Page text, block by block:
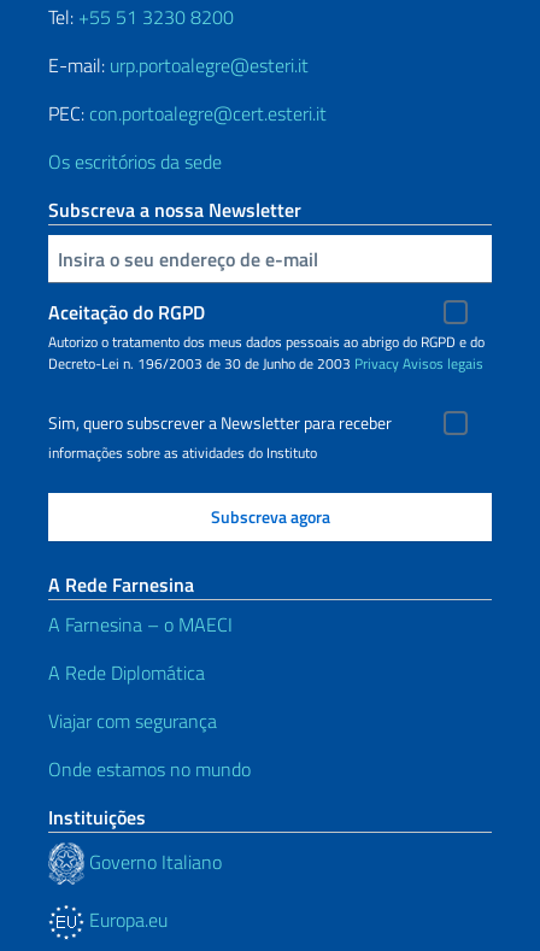
Tel: +55 51 3230 8200
E-mail: urp.portoalegre@esteri.it
PEC: con.portoalegre@cert.esteri.it
Os escritórios da sede
Subscreva a nossa Newsletter
Inserisci la tua email
Aceitação do RGPD
Autorizo o tratamento dos meus dados pessoais ao abrigo do RGPD e do
Decreto-Lei n. 196/2003 de 30 de Junho de 2003 PrivacyAvisos legais
Sim, quero subscrever a Newsletter para receber
informações sobre as atividades do Instituto
A Rede Farnesina
A Farnesina – o MAECI
A Rede Diplomática
Viajar com segurança
Onde estamos no mundo
Instituições
Governo Italiano
Europa.eu